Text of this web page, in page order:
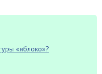
«яблоко»?